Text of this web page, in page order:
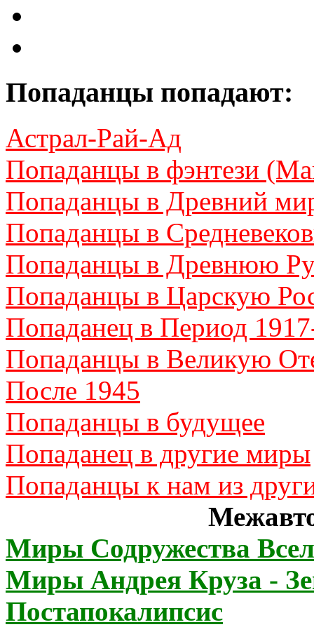
Попаданцы попадают:
Астрал-Рай-Ад
Попаданцы в фэнтези
Попаданцы в Древний
Попаданцы в
Попаданцы в Древнюю
Попаданцы в Царскую
Попаданец в Период
Попаданцы в Великую
После 1945
Попаданцы в будущее
Попаданец в другие миры
Попаданцы к нам из
Миры Содружества
Миры Андрея Круза -
Постапокалипсис